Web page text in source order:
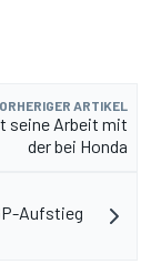
ARTIKEL
seine Arbeit mit
der bei Honda
Aufstieg